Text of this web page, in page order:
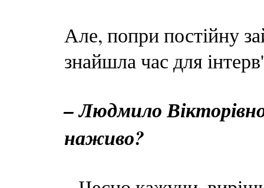
Але, попри постійну
знайшла час для
– Людмило
наживо?